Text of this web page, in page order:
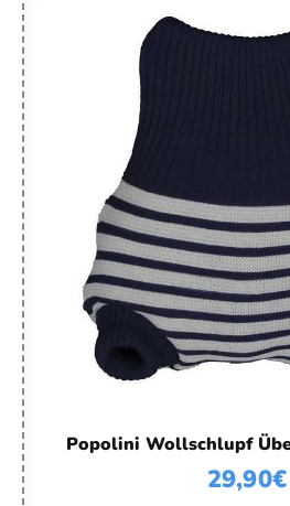
Popolini Wollschlupf
29,90€